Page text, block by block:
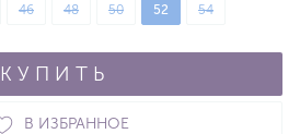
46 48 50 52 54
КУПИТЬ
В ИЗБРАННОЕ